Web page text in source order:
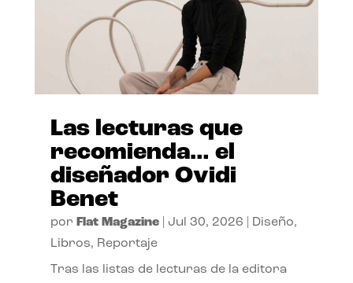
Las lecturas que
recomienda… el
diseñador Ovidi
Benet
por Flat Magazine| Jul 30, 2026 Diseño,
Libros, Reportaje
Tras las listas de lecturas de la editora